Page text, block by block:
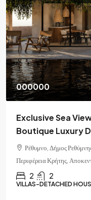
000000
Exclusive Sea
Boutique Luxury
Ρέθυμνο, Δήμος
Περιφέρεια Κρήτης,
2 2
VILLAS-DETACHED